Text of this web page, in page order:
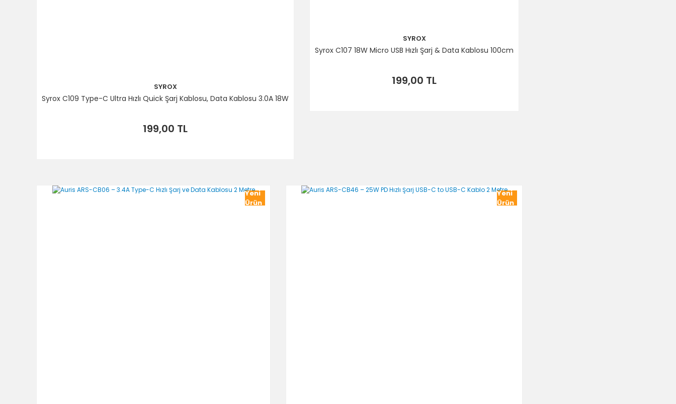
SYROX
Syrox C109 Type-C Ultra Hızlı Quick Şarj Kablosu, Data Kablosu 3.0A 18W
199,00 TL
SYROX
Syrox C107 18W Micro USB Hızlı Şarj & Data Kablosu 100cm
199,00 TL
Yeni
Ürün
Yeni
Ürün